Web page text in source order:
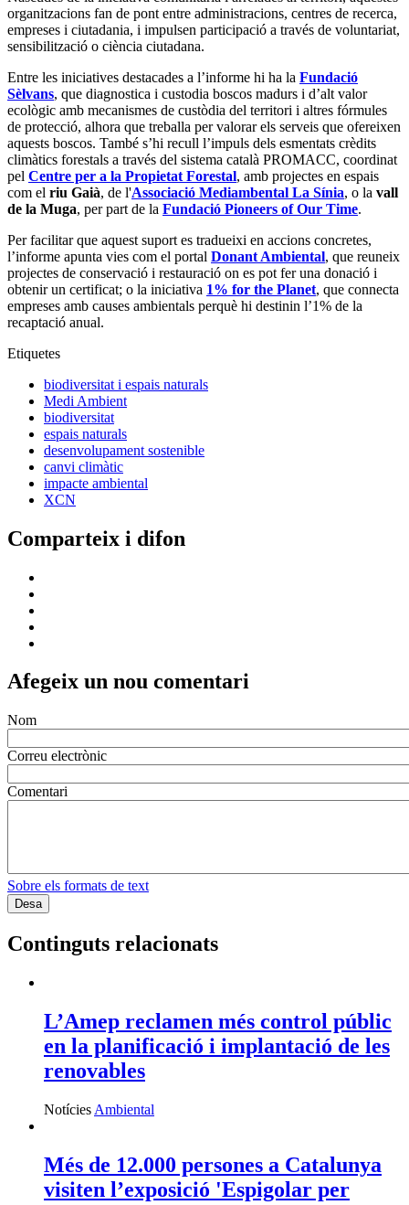
organitzacions fan de pont entre administracions, centres de recerca,
empreses i ciutadania, i impulsen participació a través de voluntariat,
sensibilització o ciència ciutadana.
Entre les iniciatives destacades a l’informe hi ha la Fundació
Sèlvans, que diagnostica i custodia boscos madurs i d’alt valor
ecològic amb mecanismes de custòdia del territori i altres fórmules
de protecció, alhora que treballa per valorar els serveis que ofereixen
aquests boscos. També s’hi recull l’impuls dels esmentats crèdits
climàtics forestals a través del sistema català PROMACC, coordinat
pel Centre per a la Propietat Forestal, amb projectes en espais
com el riu Gaià, de l'Associació Mediambental La Sínia, o la vall
de la Muga, per part de la Fundació Pioneers of Our Time.
Per facilitar que aquest suport es tradueixi en accions concretes,
l’informe apunta vies com el portal Donant Ambiental, que reuneix
projectes de conservació i restauració on es pot fer una donació i
obtenir un certificat; o la iniciativa 1% for the Planet, que connecta
empreses amb causes ambientals perquè hi destinin l’1% de la
recaptació anual.
Etiquetes
biodiversitat i espais naturals
Medi Ambient
biodiversitat
espais naturals
desenvolupament sostenible
canvi climàtic
impacte ambiental
XCN
Comparteix i difon
Afegeix un nou comentari
Nom
Correu electrònic
Comentari
Sobre els formats de text
Continguts relacionats
L’Amep reclamen més control públic
en la planificació i implantació de les
renovables
Notícies Ambiental
Més de 12.000 persones a Catalunya
visiten l’exposició 'Espigolar per